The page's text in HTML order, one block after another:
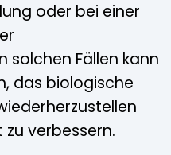
oder bei einer
solchen Fällen kann
das biologische
verbessern.